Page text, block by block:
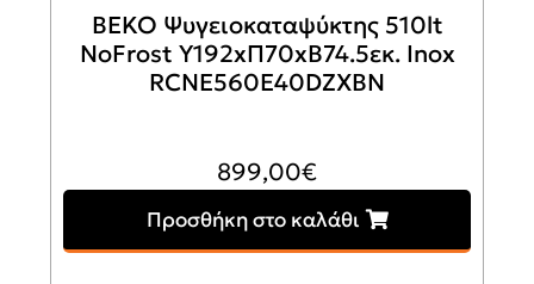
BEKO Ψυγειοκαταψύκτης 510lt
NoFrost Υ192xΠ70xΒ74.5εκ. Inox
RCNE560E40DZXBN
899,00€
Προσθήκη στο καλάθι